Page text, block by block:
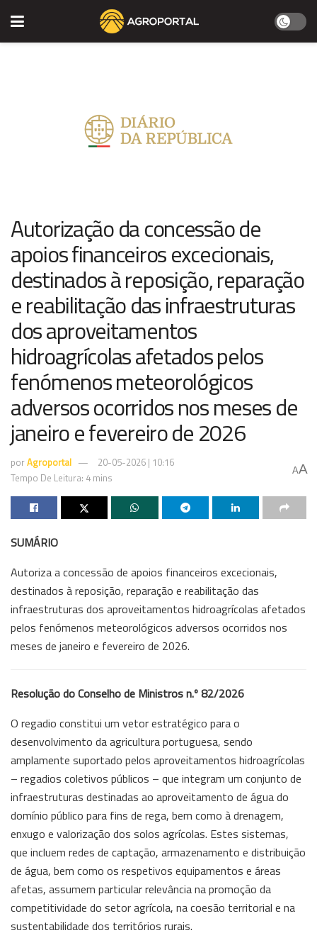
Autorização da concessão de
apoios financeiros excecionais,
destinados à reposição, reparação
e reabilitação das infraestruturas
dos aproveitamentos
hidroagrícolas afetados pelos
fenómenos meteorológicos
adversos ocorridos nos meses de
janeiro e fevereiro de 2026
porAgroportal
20-05-2026 | 10:16
Tempo De Leitura: 4 mins
AA
SUMÁRIO
Autoriza a concessão de apoios financeiros excecionais,
destinados à reposição, reparação e reabilitação das
infraestruturas dos aproveitamentos hidroagrícolas afetados
pelos fenómenos meteorológicos adversos ocorridos nos
meses de janeiro e fevereiro de 2026.
Resolução do Conselho de Ministros n.º 82/2026
O regadio constitui um vetor estratégico para o
desenvolvimento da agricultura portuguesa, sendo
amplamente suportado pelos aproveitamentos hidroagrícolas
– regadios coletivos públicos – que integram um conjunto de
infraestruturas destinadas ao aproveitamento de água do
domínio público para fins de rega, bem como à drenagem,
enxugo e valorização dos solos agrícolas. Estes sistemas,
que incluem redes de captação, armazenamento e distribuição
de água, bem como os respetivos equipamentos e áreas
afetas, assumem particular relevância na promoção da
competitividade do setor agrícola, na coesão territorial e na
sustentabilidade dos territórios rurais.